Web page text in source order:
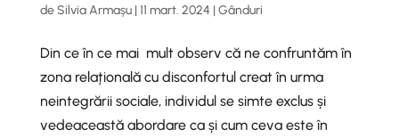
deSilvia Armașu|11 mart. 2024 |Gânduri
Din ce în ce mai mult observ că ne confruntăm în
zona relațională cu disconfortul creat în urma
neintegrării sociale, individul se simte exclus și
vedeaceastă abordare ca și cum ceva este în